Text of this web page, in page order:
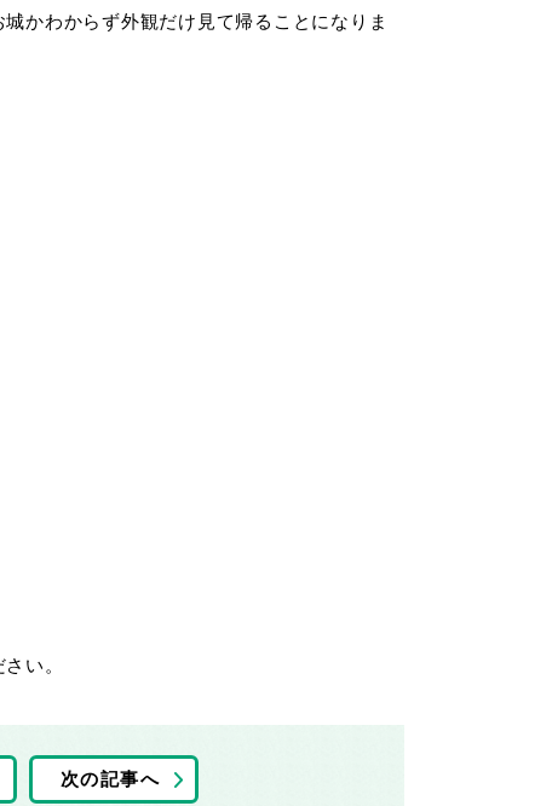
かわからず外観だけ見て帰ることになりま
い。
次の記事へ